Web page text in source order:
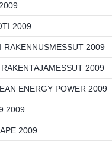
2009
RAKENNUSMESSUT 2009
2009
ENERGY POWER 2009
2009
2009